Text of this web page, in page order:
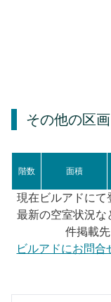
その他の区画
階数 面積
現在ビルアドにて
最新の空室状況な
件掲載
ビルアドにお問合